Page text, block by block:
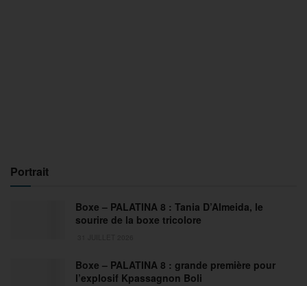
Portrait
Boxe – PALATINA 8 : Tania D’Almeida, le
sourire de la boxe tricolore
Boxe – PALATINA 8 : grande première pour
l’explosif Kpassagnon Boli